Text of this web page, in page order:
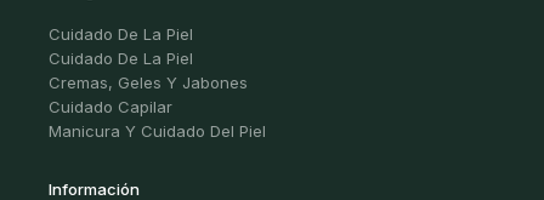
Cuidado De La Piel
Cuidado De La Piel
Cremas, Geles Y Jabones
Cuidado Capilar
Manicura Y Cuidado Del Piel
Información